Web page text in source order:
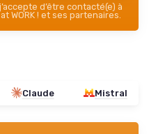
d’être contacté(e) à
WORK ! et ses partenaires.
Claude Mistral